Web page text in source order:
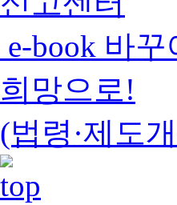
e-book 바꾸
희망으로!
(법령·제도